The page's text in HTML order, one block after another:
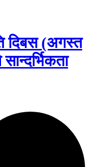
दिबस (अगस्त